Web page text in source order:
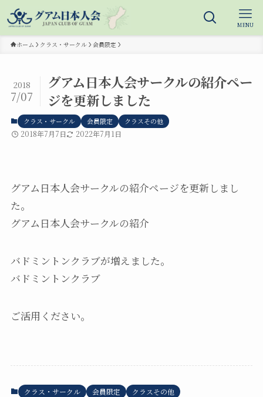
MENU
ホーム クラス・サークル 会員限定
グアム日本人会サークルの紹介ペー
ジを更新しました
2018
7/07
クラス・サークル 会員限定 クラスその他
2018年7月7日 2022年7月1日
グアム日本人会サークルの紹介ページを更新しまし
た。
グアム日本人会サークルの紹介
バドミントンクラブが増えました。
バドミントンクラブ
ご活用ください。
クラス・サークル 会員限定 クラスその他